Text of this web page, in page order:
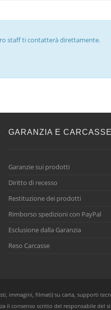
staff ti contatterà direttamente.
GARANZIA E CARCASSE
Garanzie sui prodotti
Diritto di recesso
Restituzione dei prodotti
Rimborso spedizioni con PayPal
Esclusione dalla Garanzia
Reso Carcasse
immagini, filmati) su carta, supporti
il consenso scritto del responsabile del